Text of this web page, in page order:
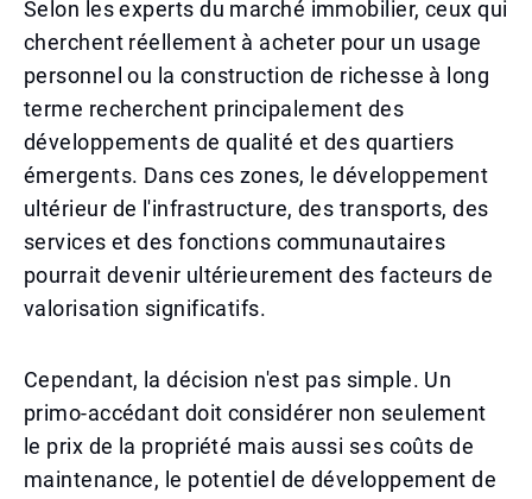
Selon les experts du marché immobilier, ceux qui
cherchent réellement à acheter pour un usage
personnel ou la construction de richesse à long
terme recherchent principalement des
développements de qualité et des quartiers
émergents. Dans ces zones, le développement
ultérieur de l'infrastructure, des transports, des
services et des fonctions communautaires
pourrait devenir ultérieurement des facteurs de
valorisation significatifs.
Cependant, la décision n'est pas simple. Un
primo-accédant doit considérer non seulement
le prix de la propriété mais aussi ses coûts de
maintenance, le potentiel de développement de